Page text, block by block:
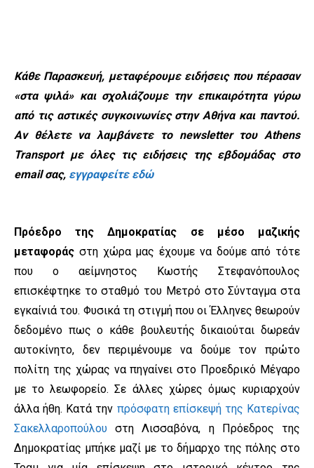
Κάθε Παρασκευή, μεταφέρουμε ειδήσεις που πέρασαν
«στα ψιλά» και σχολιάζουμε την επικαιρότητα γύρω
από τις αστικές συγκοινωνίες στην Αθήνα και παντού.
Αν θέλετε να λαμβάνετε το newsletter του Athens
Transport με όλες τις ειδήσεις της εβδομάδας στο
email σας, εγγραφείτε εδώ
Πρόεδρο της Δημοκρατίας σε μέσο μαζικής
μεταφοράς στη χώρα μας έχουμε να δούμε από τότε
που ο αείμνηστος Κωστής Στεφανόπουλος
επισκέφτηκε το σταθμό του Μετρό στο Σύνταγμα στα
εγκαίνιά του. Φυσικά τη στιγμή που οι Έλληνες θεωρούν
δεδομένο πως ο κάθε βουλευτής δικαιούται δωρεάν
αυτοκίνητο, δεν περιμένουμε να δούμε τον πρώτο
πολίτη της χώρας να πηγαίνει στο Προεδρικό Μέγαρο
με το λεωφορείο. Σε άλλες χώρες όμως κυριαρχούν
άλλα ήθη. Κατά την πρόσφατη επίσκεψή της Κατερίνας
Σακελλαροπούλου στη Λισσαβόνα, η Πρόεδρος της
Δημοκρατίας μπήκε μαζί με το δήμαρχο της πόλης στο